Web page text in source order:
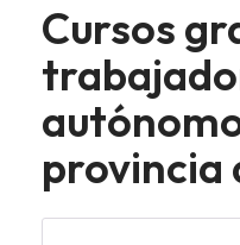
Cursos
provincia